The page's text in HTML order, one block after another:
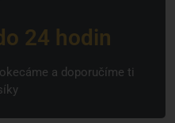
24 hodin
a doporučíme ti